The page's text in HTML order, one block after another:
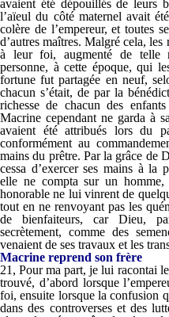
avaient été dépouillés de leurs
l’aïeul du côté maternel avait
colère de l’empereur, et toutes
d’autres maîtres. Malgré cela,
à leur foi, augmenté de telle
personne, à cette époque, qui
fortune fut partagée en neuf,
chacun s’était, de par la
richesse de chacun des
Macrine cependant ne garda à
avaient été attribués lors du
conformément au
mains du prêtre. Par la grâce de
cessa d’exercer ses mains à la
elle ne compta sur un
honorable ne lui vinrent de
tout en ne renvoyant pas les
de bienfaiteurs, car Dieu,
secrètement, comme des
venaient de ses travaux et les
Macrine reprend son frère
21, Pour ma part, je lui racontai
trouvé, d’abord lorsque
foi, ensuite lorsque la confusion
dans des controverses et des